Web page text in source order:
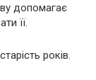
допомагає
її.
років.